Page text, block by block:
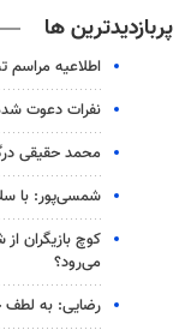
پربازدیدترین ها
اطلاعیه مراسم
نفرات دعوت
محمد حقیقی
شمسی‌پور: با
کوچ بازیگران
می‌رود؟
رضایی: به لطف